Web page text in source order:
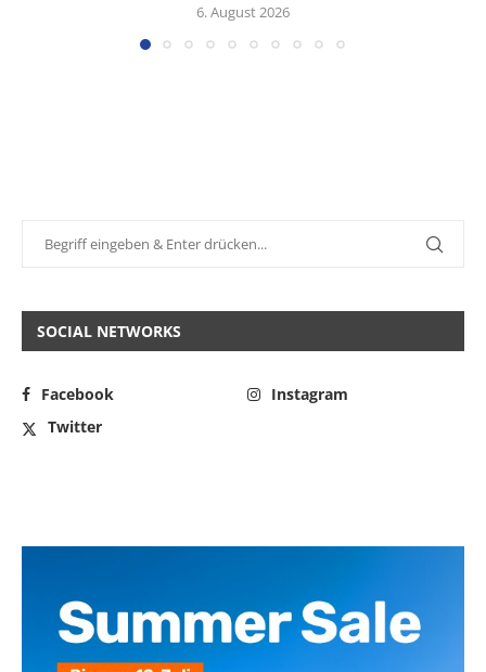
6. August 2026
SOCIAL NETWORKS
Facebook
Instagram
Twitter